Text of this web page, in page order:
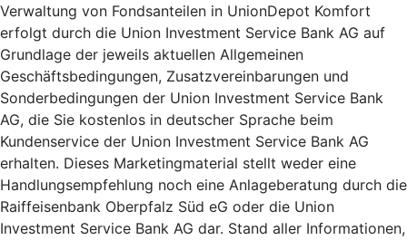
Verwaltung von Fondsanteilen in UnionDepot Komfort
erfolgt durch die Union Investment Service Bank AG auf
Grundlage der jeweils aktuellen Allgemeinen
Geschäftsbedingungen, Zusatzvereinbarungen und
Sonderbedingungen der Union Investment Service Bank
AG, die Sie kostenlos in deutscher Sprache beim
Kundenservice der Union Investment Service Bank AG
erhalten. Dieses Marketingmaterial stellt weder eine
Handlungsempfehlung noch eine Anlageberatung durch die
Raiffeisenbank Oberpfalz Süd eG oder die Union
Investment Service Bank AG dar. Stand aller Informationen,